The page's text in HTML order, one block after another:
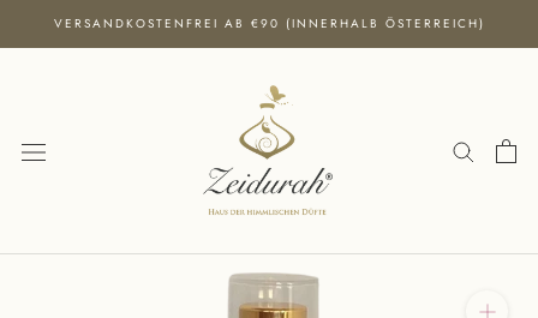
VERSANDKOSTENFREI AB €90 (INNERHALB ÖSTERREICH)